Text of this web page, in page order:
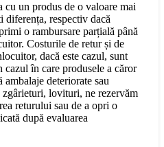
cu un produs de o valoare mai
diferența, respectiv dacă
o rambursare parțială până
Costurile de retur și de
dacă este cazul, sunt
cazul în care produsele a căror
ambalaje deteriorate sau
lovituri, ne rezervăm
returului sau de a opri o
după evaluarea